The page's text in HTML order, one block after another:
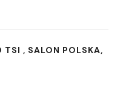
, SALON POLSKA,